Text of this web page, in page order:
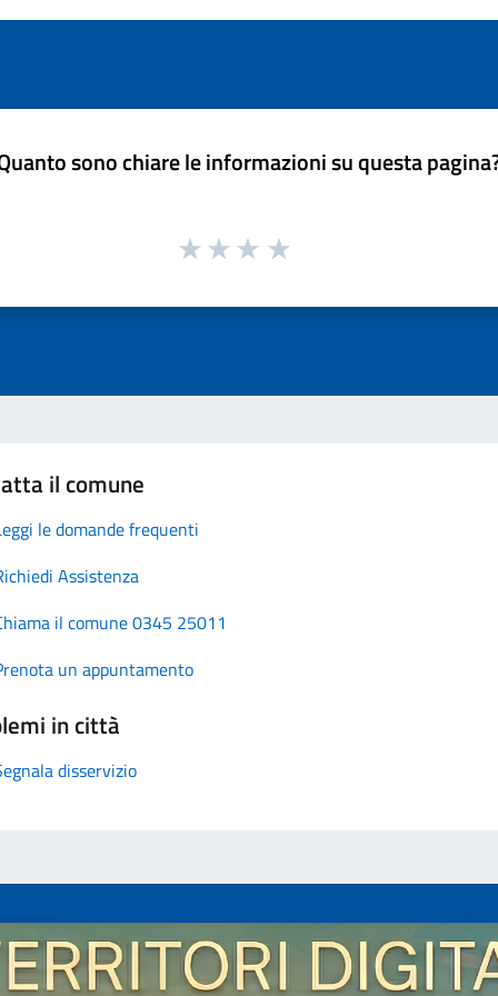
sono chiare le informazioni su questa
il comune
le domande frequenti
Assistenza
il comune 0345 25011
un appuntamento
in città
disservizio